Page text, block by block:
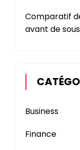
Comparatif
avant de
Business
Finance